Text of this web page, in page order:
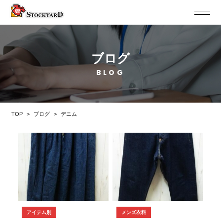
ブログ
BLOG
TOP > ブログ > デニム
アイテム別 メンズ衣料